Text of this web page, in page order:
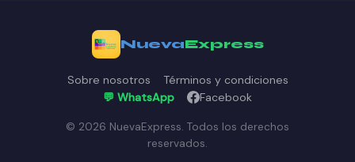
NuevaExpress
Sobre nosotros
Términos y condiciones
💬 WhatsApp
Facebook
© 2026 NuevaExpress. Todos los derechos
reservados.